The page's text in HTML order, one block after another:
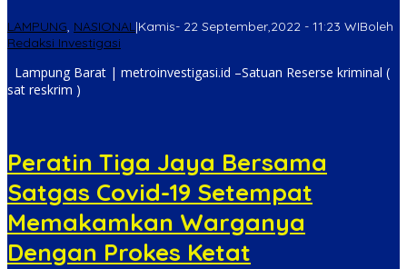
LAMPUNG, NASIONAL|Kamis- 22 September,2022 - 11:23 WIBoleh
Redaksi Investigasi
Lampung Barat | metroinvestigasi.id –Satuan Reserse kriminal (
sat reskrim )
Peratin Tiga Jaya Bersama
Satgas Covid-19 Setempat
Memakamkan Warganya
Dengan Prokes Ketat